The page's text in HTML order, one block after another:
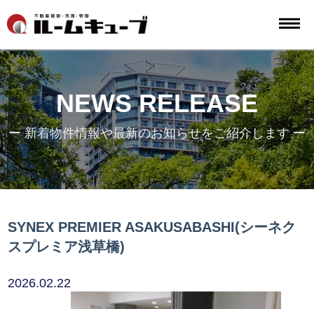
NEWS RELEASE
ー 新着物件情報や最新のお知らせをご紹介します ー
SYNEX PREMIER ASAKUSABASHI(シーネク
スプレミア浅草橋)
2026.02.22